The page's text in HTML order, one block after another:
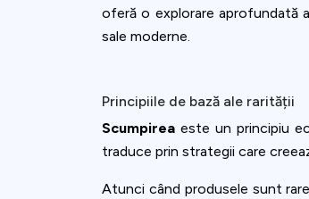
oferă o explorare aprofundată
sale moderne.
Principiile de bază ale rarității
Scumpirea este un principiu
traduce prin strategii care
Atunci când produsele sunt